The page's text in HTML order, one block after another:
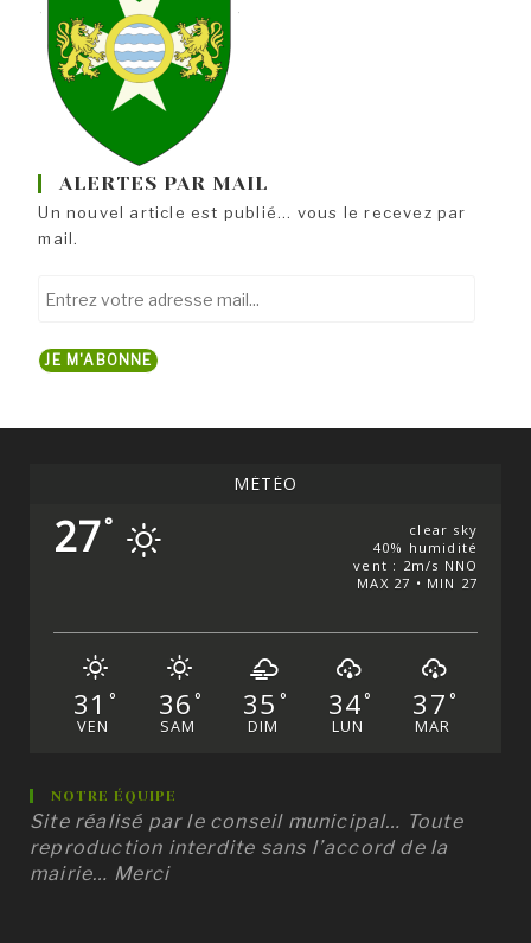
ALERTES PAR MAIL
Un nouvel article est publié... vous le recevez par
mail.
votre
mail...
JE M'ABONNE
MÉTÉO
27°
clear sky
40% humidité
vent : 2m/s NNO
MAX 27 • MIN 27
31 °
VEN
36 °
SAM
35 °
DIM
34 °
LUN
37 °
MAR
NOTRE ÉQUIPE
Site réalisé par le conseil municipal… Toute
reproduction interdite sans l’accord de la
mairie… Merci